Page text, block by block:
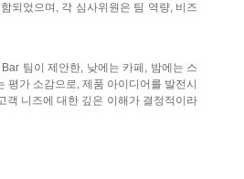
되었으며, 각 심사위원은 팀 역량, 비즈
팀이 제안한, 낮에는 카페, 밤에는 스
가 소감으로, 제품 아이디어를 발전시
객 니즈에 대한 깊은 이해가 결정적이라